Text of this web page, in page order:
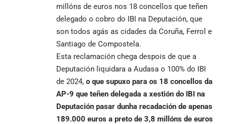
millóns de euros nos 18 concellos que teñen
delegado o cobro do IBI na Deputación, que
son todos agás as cidades da Coruña, Ferrol e
Santiago de Compostela.
Esta reclamación chega despois de que a
Deputación liquidara a Audasa o 100% do IBI
de 2024, o que supuxo para os 18 concellos da
AP-9 que teñen delegada a xestión do IBI na
Deputación pasar dunha recadación de apenas
189.000 euros a preto de 3,8 millóns de euros